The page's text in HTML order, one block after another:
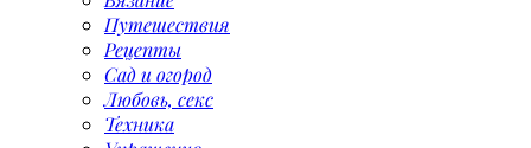
Путешествия
Рецепты
Сад и огород
Любовь, секс
Техника